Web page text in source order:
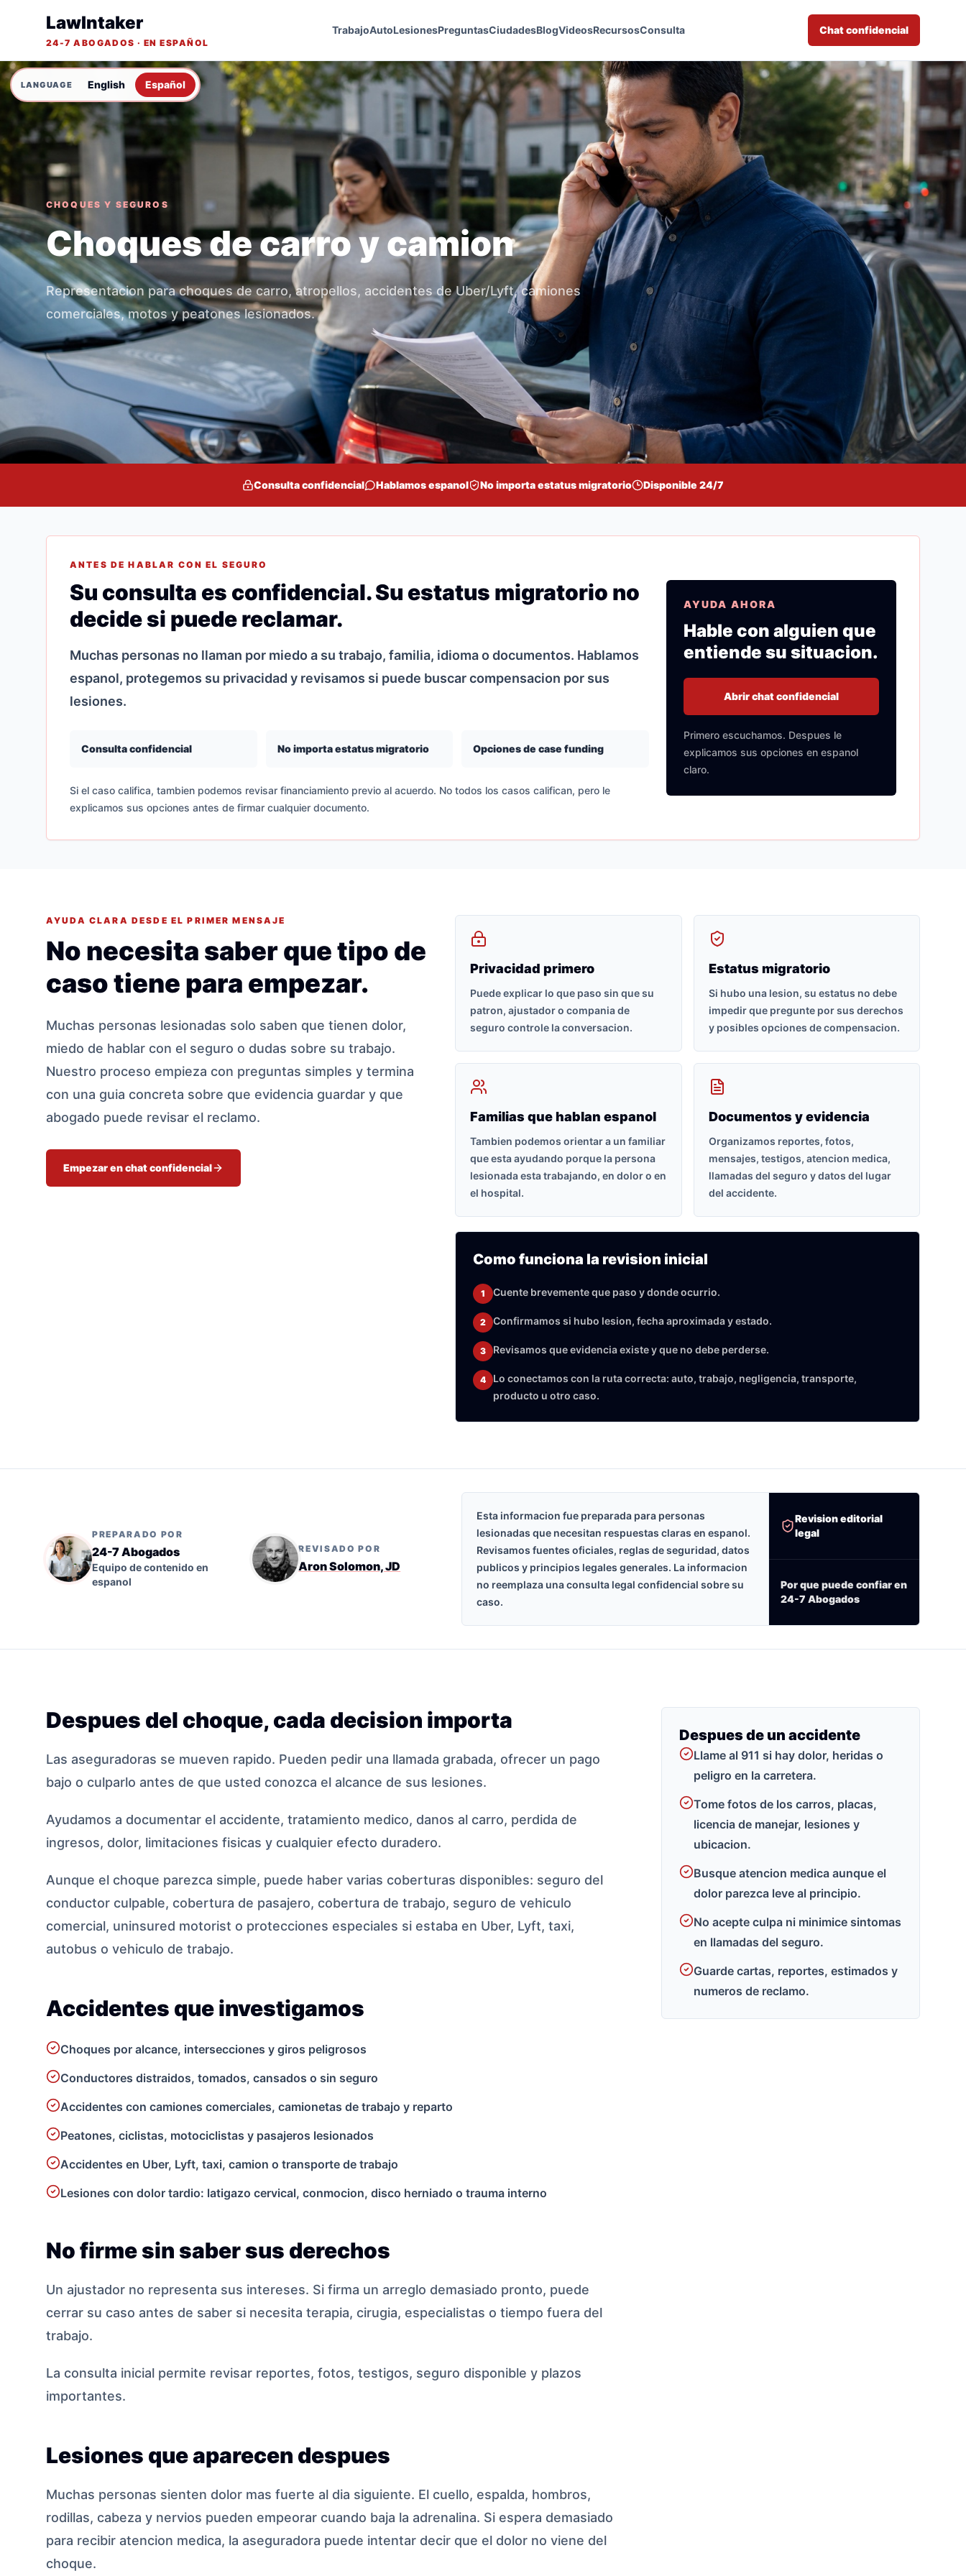
English Español
LawIntaker
24-7 ABOGADOS · EN ESPAÑOL
TrabajoAutoLesionesPreguntasCiudadesBlogVideosRecursosConsulta Chat confidencial
CHOQUES Y SEGUROS
Choques de carro y camion
Representacion para choques de carro, atropellos, accidentes de Uber/Lyft, camiones
comerciales, motos y peatones lesionados.
Consulta confidencial Hablamos espanol No importa estatus migratorio Disponible 24/7
ANTES DE HABLAR CON EL SEGURO
Su consulta es confidencial. Su estatus migratorio no
decide si puede reclamar.
Muchas personas no llaman por miedo a su trabajo, familia, idioma o documentos. Hablamos
espanol, protegemos su privacidad y revisamos si puede buscar compensacion por sus
lesiones.
Consulta confidencial No importa estatus migratorio Opciones de case funding
Si el caso califica, tambien podemos revisar financiamiento previo al acuerdo. No todos los casos califican, pero le
explicamos sus opciones antes de firmar cualquier documento.
AYUDA AHORA
Hable con alguien que
entiende su situacion.
Abrir chat confidencial
Primero escuchamos. Despues le
explicamos sus opciones en espanol
claro.
AYUDA CLARA DESDE EL PRIMER MENSAJE
No necesita saber que tipo de
caso tiene para empezar.
Muchas personas lesionadas solo saben que tienen dolor,
miedo de hablar con el seguro o dudas sobre su trabajo.
Nuestro proceso empieza con preguntas simples y termina
con una guia concreta sobre que evidencia guardar y que
abogado puede revisar el reclamo.
Empezar en chat confidencial
Privacidad primero
Puede explicar lo que paso sin que su
patron, ajustador o compania de
seguro controle la conversacion.
Estatus migratorio
Si hubo una lesion, su estatus no debe
impedir que pregunte por sus derechos
y posibles opciones de compensacion.
Familias que hablan espanol
Tambien podemos orientar a un familiar
que esta ayudando porque la persona
lesionada esta trabajando, en dolor o en
el hospital.
Documentos y evidencia
Organizamos reportes, fotos,
mensajes, testigos, atencion medica,
llamadas del seguro y datos del lugar
del accidente.
Como funciona la revision inicial
1 Cuente brevemente que paso y donde ocurrio.
2 Confirmamos si hubo lesion, fecha aproximada y estado.
3 Revisamos que evidencia existe y que no debe perderse.
4
Lo conectamos con la ruta correcta: auto, trabajo, negligencia, transporte,
producto u otro caso.
PREPARADO POR
24-7 Abogados
Equipo de contenido en
espanol
REVISADO POR
Aron Solomon, JD
Esta informacion fue preparada para personas
lesionadas que necesitan respuestas claras en espanol.
Revisamos fuentes oficiales, reglas de seguridad, datos
publicos y principios legales generales. La informacion
no reemplaza una consulta legal confidencial sobre su
caso.
Revision editorial
legal
Por que puede confiar en
24-7 Abogados
Despues del choque, cada decision importa
Las aseguradoras se mueven rapido. Pueden pedir una llamada grabada, ofrecer un pago
bajo o culparlo antes de que usted conozca el alcance de sus lesiones.
Ayudamos a documentar el accidente, tratamiento medico, danos al carro, perdida de
ingresos, dolor, limitaciones fisicas y cualquier efecto duradero.
Aunque el choque parezca simple, puede haber varias coberturas disponibles: seguro del
conductor culpable, cobertura de pasajero, cobertura de trabajo, seguro de vehiculo
comercial, uninsured motorist o protecciones especiales si estaba en Uber, Lyft, taxi,
autobus o vehiculo de trabajo.
Accidentes que investigamos
Choques por alcance, intersecciones y giros peligrosos
Conductores distraidos, tomados, cansados o sin seguro
Accidentes con camiones comerciales, camionetas de trabajo y reparto
Peatones, ciclistas, motociclistas y pasajeros lesionados
Accidentes en Uber, Lyft, taxi, camion o transporte de trabajo
Lesiones con dolor tardio: latigazo cervical, conmocion, disco herniado o trauma interno
No firme sin saber sus derechos
Un ajustador no representa sus intereses. Si firma un arreglo demasiado pronto, puede
cerrar su caso antes de saber si necesita terapia, cirugia, especialistas o tiempo fuera del
trabajo.
La consulta inicial permite revisar reportes, fotos, testigos, seguro disponible y plazos
importantes.
Lesiones que aparecen despues
Muchas personas sienten dolor mas fuerte al dia siguiente. El cuello, espalda, hombros,
rodillas, cabeza y nervios pueden empeorar cuando baja la adrenalina. Si espera demasiado
para recibir atencion medica, la aseguradora puede intentar decir que el dolor no viene del
choque.
Despues de un accidente
Llame al 911 si hay dolor, heridas o
peligro en la carretera.
Tome fotos de los carros, placas,
licencia de manejar, lesiones y
ubicacion.
Busque atencion medica aunque el
dolor parezca leve al principio.
No acepte culpa ni minimice sintomas
en llamadas del seguro.
Guarde cartas, reportes, estimados y
numeros de reclamo.